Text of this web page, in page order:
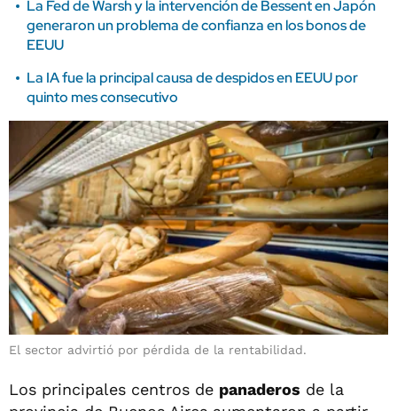
La Fed de Warsh y la intervención de Bessent en Japón
generaron un problema de confianza en los bonos de
EEUU
La IA fue la principal causa de despidos en EEUU por
quinto mes consecutivo
El sector advirtió por pérdida de la rentabilidad.
Los principales centros de panaderos de la